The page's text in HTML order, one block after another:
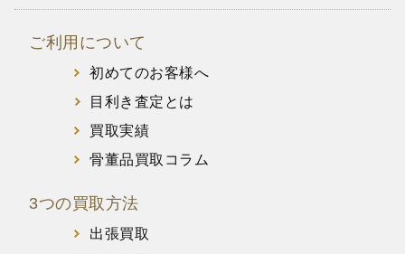
ご利用について
初めてのお客様へ
目利き査定とは
買取実績
骨董品買取コラム
3つの買取方法
出張買取